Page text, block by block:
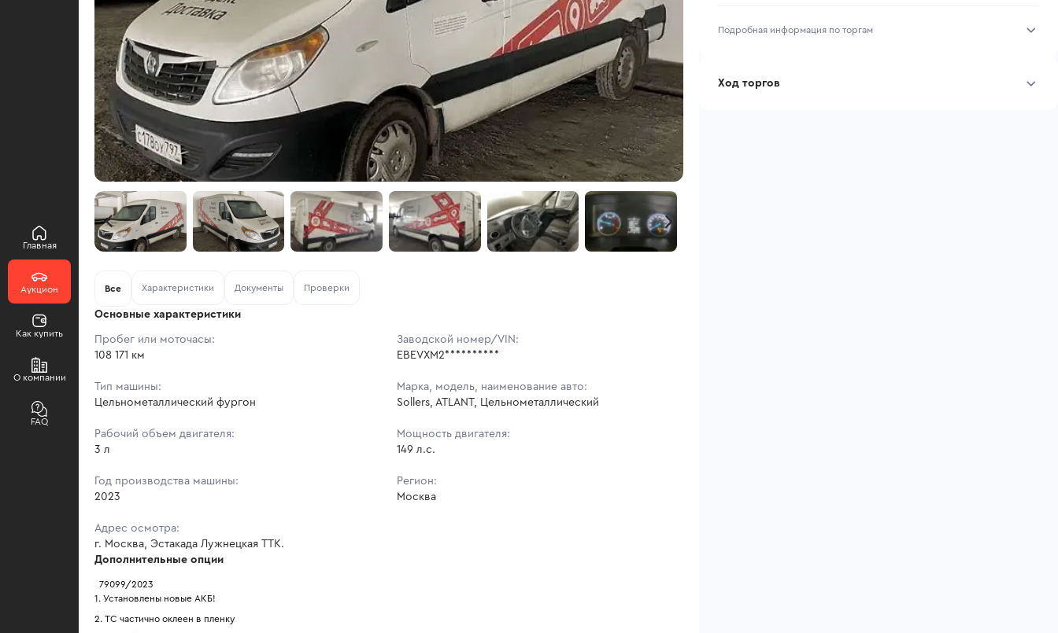
Главная
Аукцион
Как купить
О компании
FAQ
Все Характеристики Документы Проверки
Основные характеристики
Пробег или моточасы:
108 171 км
Заводской номер/VIN:
EBEVXM2**********
Тип машины:
Цельнометаллический фургон
Марка, модель, наименование авто:
Sollers, ATLANT, Цельнометаллический
Рабочий объем двигателя:
3 л
Мощность двигателя:
149 л.с.
Год производства машины:
2023
Регион:
Москва
Адрес осмотра:
г. Москва, Эстакада Лужнецкая ТТК.
Дополнительные опции
  79099/2023
1. Установлены новые АКБ!
2. ТС частично оклеен в пленку
Подробная информация по торгам
Ход торгов